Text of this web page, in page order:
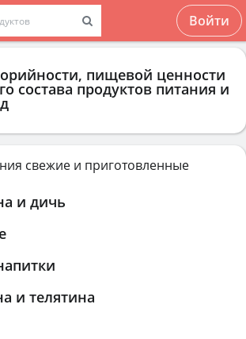
Войти
пищевой ценности
состава продуктов питания и
свежие и приготовленные
и дичь
и телятина